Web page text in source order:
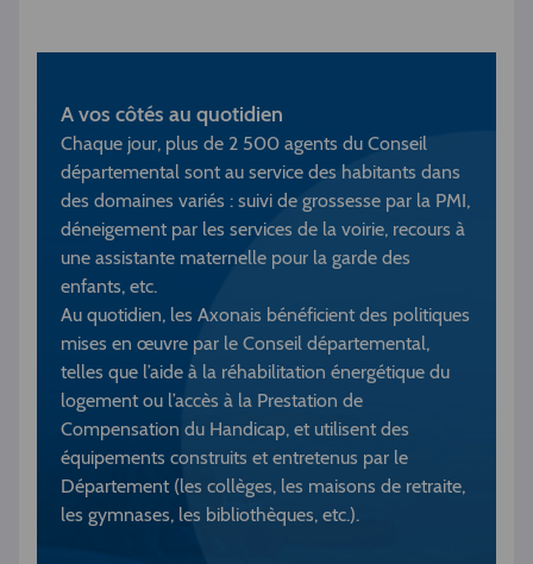
A vos côtés au quotidien
Chaque jour, plus de 2 500 agents du Conseil
départemental sont au service des habitants dans
des domaines variés : suivi de grossesse par la PMI,
déneigement par les services de la voirie, recours à
une assistante maternelle pour la garde des
enfants, etc.
Au quotidien, les Axonais bénéficient des politiques
mises en œuvre par le Conseil départemental,
telles que l’aide à la réhabilitation énergétique du
logement ou l’accès à la Prestation de
Compensation du Handicap, et utilisent des
équipements construits et entretenus par le
Département (les collèges, les maisons de retraite,
les gymnases, les bibliothèques, etc.).